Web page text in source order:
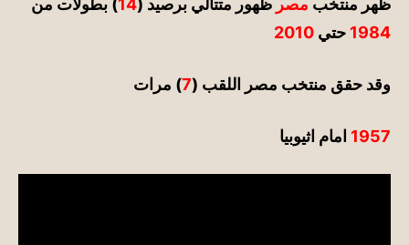
1984 حتي 2010
وقد حقق منتخب مصر اللقب (7) مرات
1957 امام اثيوبيا